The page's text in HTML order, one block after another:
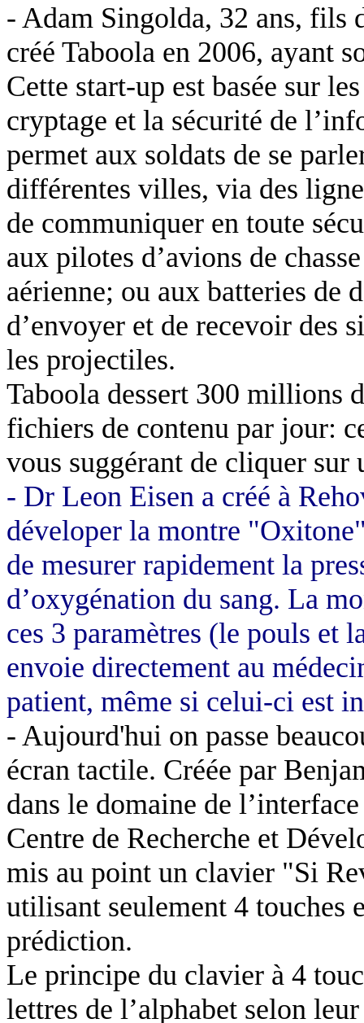
- Adam Singolda, 32 ans, fils
créé Taboola en 2006, ayant
Cette start-up est basée sur
cryptage et la sécurité de
permet aux soldats de se
différentes villes, via des
de communiquer en toute
aux pilotes d’avions de
aérienne; ou aux batteries de
d’envoyer et de recevoir des
les projectiles.
Taboola dessert 300 millions
fichiers de contenu par jour:
vous suggérant de cliquer sur
- Dr Leon Eisen a créé à
déveloper la montre
de mesurer rapidement la
d’oxygénation du sang. La
ces 3 paramètres (le pouls et
envoie directement au
patient, même si celui-ci est
- Aujourd'hui on passe
écran tactile. Créée par
dans le domaine de
Centre de Recherche et
mis au point un clavier "Si
utilisant seulement 4 touches
prédiction.
Le principe du clavier à 4
lettres de l’alphabet selon